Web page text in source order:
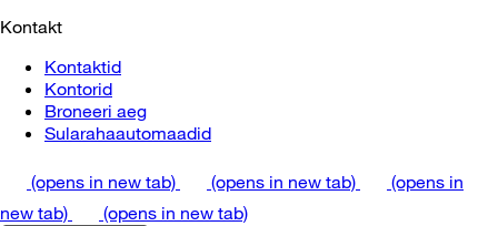
Kontakt
Kontaktid
Kontorid
Broneeri aeg
Sularahaautomaadid
(opens in new tab) (opens in new tab)
(opens in
new tab)
(opens in new tab)